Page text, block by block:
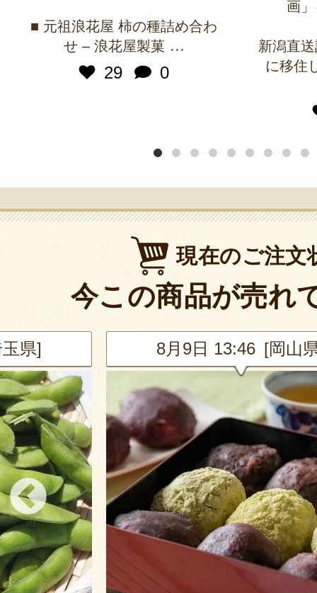
■ 元祖浪花屋 柿の種詰め合わ
せ – 浪花屋製菓 ...
29
0
画
新潟直
に移住
現在のご注文
今この商品が売れ
県] 8月9日 13:46 [岡山